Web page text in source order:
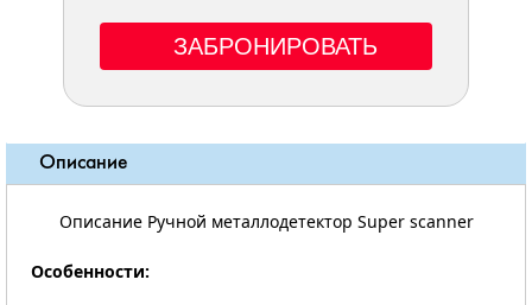
Описание
Описание Ручной металлодетектор Super scanner
Особенности: